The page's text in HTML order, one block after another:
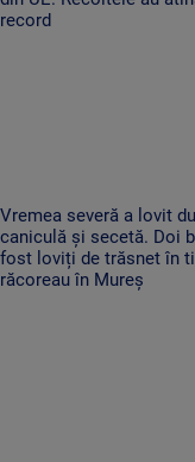
record
Vremea severă a lovit
caniculă și secetă. Doi
fost loviți de trăsnet în
răcoreau în Mureș